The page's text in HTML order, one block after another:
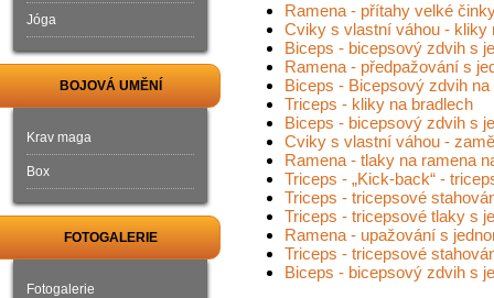
Ramena - přítahy velké
Cviky s vlastní váhou - kliky
Biceps - bicepsový zdvih s
Ramena - předpažování s
Biceps - Bicepsový zdvih
Triceps - kliky na bradlech
Biceps - bicepsový zdvih s
Cviky s vlastní váhou -
Ramena - tlaky na ramena
Triceps - „Kick-back“ -
Triceps - tricepsové
Triceps - tricepsové tlaky s
Ramena - upažování s
Triceps - tricepsové
Biceps - bicepsový zdvih s
Jóga
BOJOVÁ UMĚNÍ
Krav maga
Box
FOTOGALERIE
Fotogalerie